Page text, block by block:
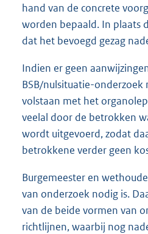
hand van de concrete
worden bepaald. In plaats
dat het bevoegd gezag
Indien er geen
BSB/nulsituatie-onderzoek
volstaan met het
veelal door de betrokken
wordt uitgevoerd, zodat
betrokkene verder geen
Burgemeester en
van onderzoek nodig is.
van de beide vormen van
richtlijnen, waarbij nog